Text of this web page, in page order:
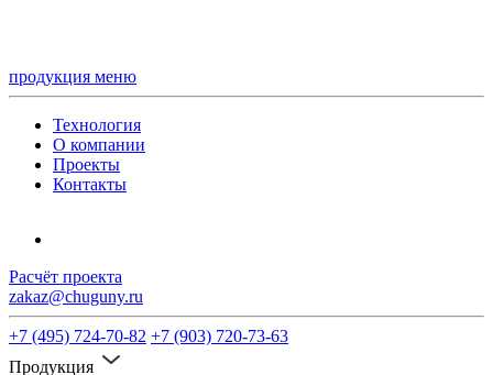
продукция меню
Технология
О компании
Проекты
Контакты
Расчёт проекта
zakaz@chuguny.ru
+7 (495) 724-70-82 +7 (903) 720-73-63
Продукция